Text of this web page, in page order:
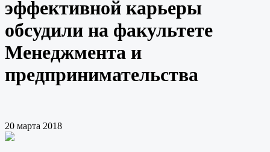
эффективной карьеры
обсудили на факультете
Менеджмента и
предпринимательства
20 марта 2018